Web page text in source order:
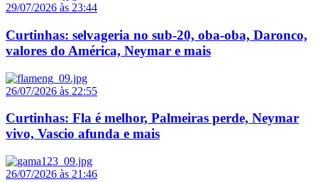
29/07/2026 às 23:44
Curtinhas: selvageria no sub-20, oba-oba, Daronco,
valores do América, Neymar e mais
26/07/2026 às 22:55
Curtinhas: Fla é melhor, Palmeiras perde, Neymar
vivo, Vascio afunda e mais
26/07/2026 às 21:46